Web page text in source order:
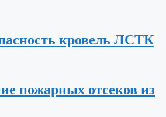
кровель ЛСТК
пожарных отсеков из